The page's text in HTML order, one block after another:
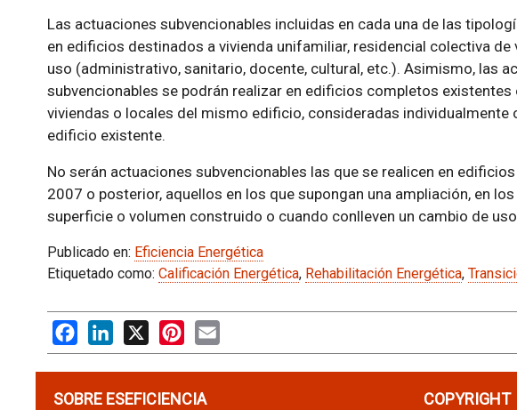
Las actuaciones subvencionables incluidas en cada una de las
en edificios destinados a vivienda unifamiliar, residencial colectiva de
uso (administrativo, sanitario, docente, cultural, etc.). Asimismo, las
subvencionables se podrán realizar en edificios completos existentes
viviendas o locales del mismo edificio, consideradas individualmente
edificio existente.
No serán actuaciones subvencionables las que se realicen en
2007 o posterior, aquellos en los que supongan una ampliación, en
superficie o volumen construido o cuando conlleven un cambio de
Publicado en: Eficiencia Energética
Etiquetado como: Calificación Energética, Rehabilitación Energética,
FacebookLinkedIn Pinterest
SOBRE ESEFICIENCIA COPYRIGHT